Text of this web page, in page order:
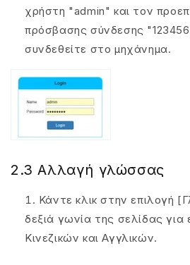
χρήστη "admin" και τον
πρόσβασης σύνδεσης
συνδεθείτε στο μηχάνημα.
2.3 Αλλαγή γλώσσας
Κάντε κλικ στην επιλογή
δεξιά γωνία της σελίδας
Κινεζικών και Αγγλικών.